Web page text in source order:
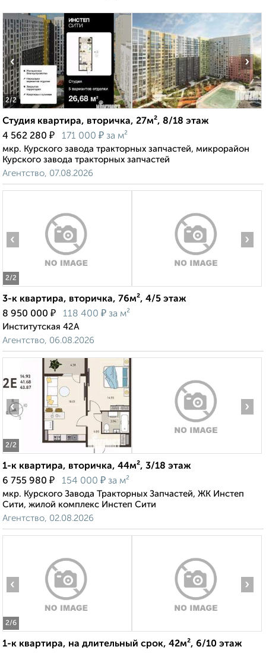
2/2
‹ ›
Студия квартира, вторичка, 27м², 8/18 этаж
4 562 280 ₽ 171 000 ₽ за м²
мкр. Курского завода тракторных запчастей, микрорайон
Курского завода тракторных запчастей
Агентство, 07.08.2026
2/2
‹ ›
3-к квартира, вторичка, 76м², 4/5 этаж
8 950 000 ₽ 118 400 ₽ за м²
Институтская 42А
Агентство, 06.08.2026
2/2
‹ ›
1-к квартира, вторичка, 44м², 3/18 этаж
6 755 980 ₽ 154 000 ₽ за м²
мкр. Курского Завода Тракторных Запчастей, ЖК Инстеп
Сити, жилой комплекс Инстеп Сити
Агентство, 02.08.2026
2/6
‹ ›
1-к квартира, на длительный срок, 42м², 6/10 этаж